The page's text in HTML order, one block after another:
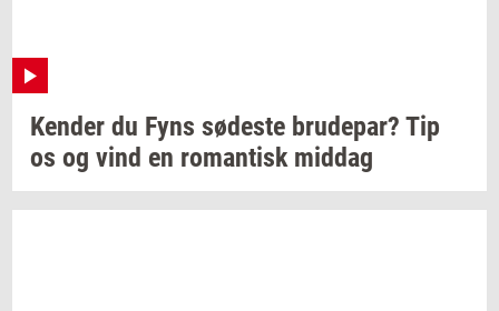
Ken­der du Fyns sø­de­ste bru­de­par? Tip
os og vind en ro­man­tisk mid­dag